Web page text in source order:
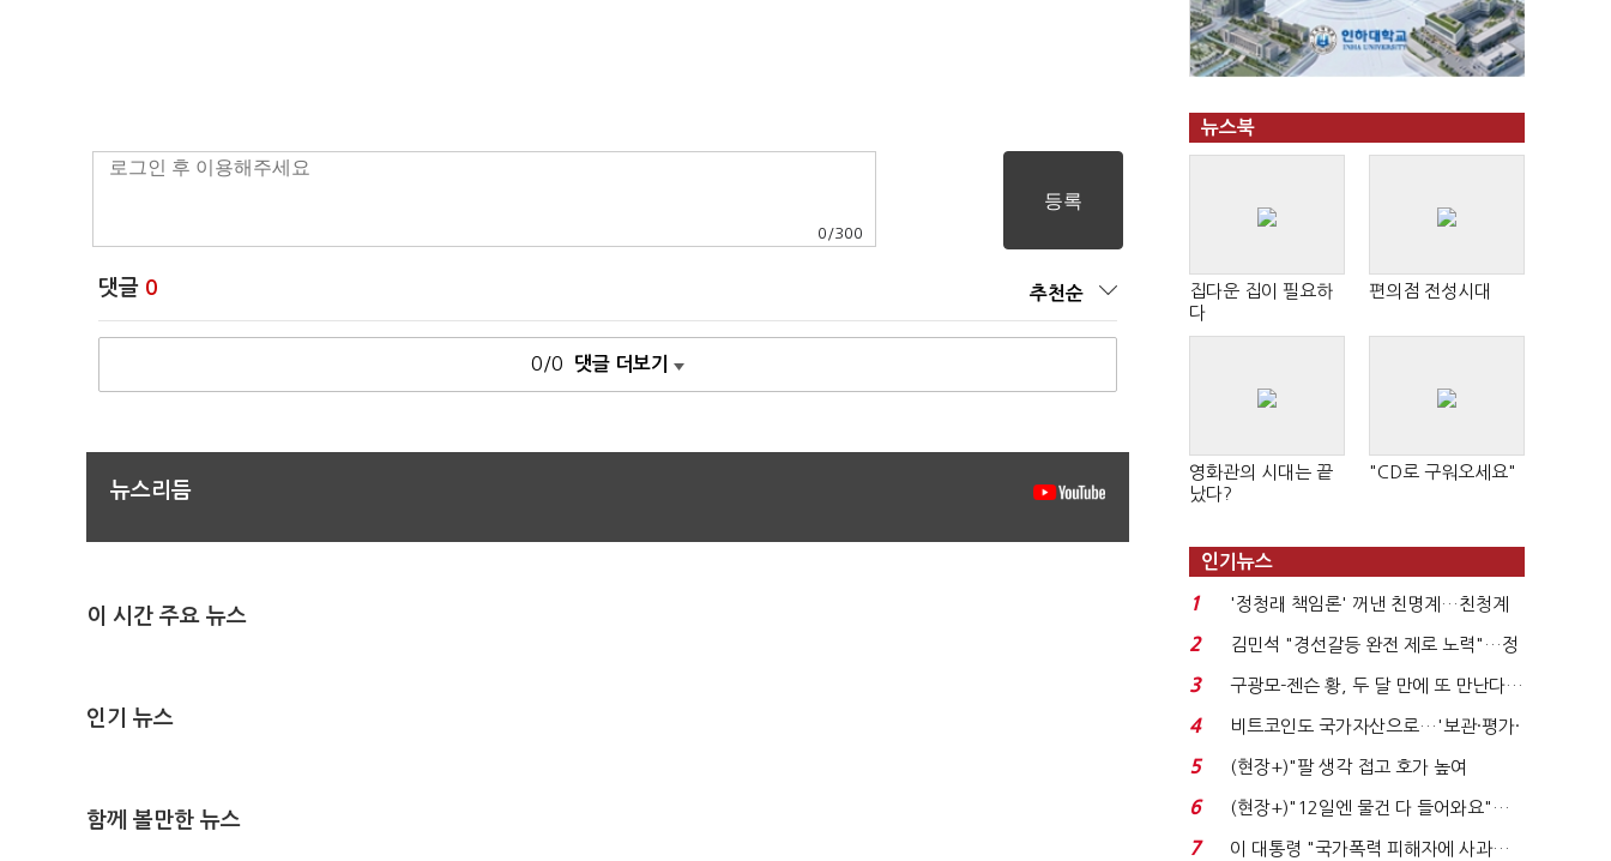
0 /300
댓글 0 추천순
0/0 댓글 더보기
뉴스리듬
이 시간 주요 뉴스
인기 뉴스
함께 볼만한 뉴스
뉴스북
집다운 집이 필요하
다
편의점 전성시대
영화관의 시대는 끝
났다?
"CD로 구워오세요"
인기뉴스
1
'정청래 책임론' 꺼낸 친명계…친청계
는 추가투표 때리기...
2
김민석 "경선갈등 완전 제로 노력"…정
청래 "반명 공세 사...
3
구광모-젠슨 황, 두 달 만에 또 만난다…
로봇·AI 등 논...
4
비트코인도 국가자산으로…'보관·평가·
처분' 기준은 ...
5
(현장+)"팔 생각 접고 호가 높여
요"…'덜 똘똘한 한 채' 20...
6
(현장+)"12일엔 물건 다 들어와요"…
빈 매대 채우며 문 연 ...
7 이 대통령 "국가폭력 피해자에 사과…